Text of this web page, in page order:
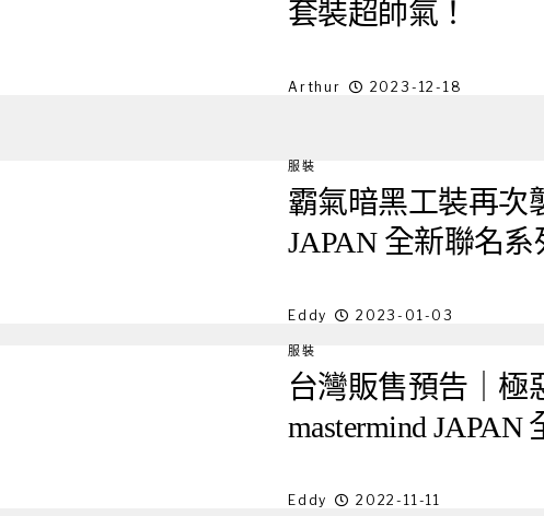
套裝超帥氣！
Arthur 2023-12-18
服裝
霸氣暗黑工裝再次
JAPAN 全新聯名系
Eddy 2023-01-03
服裝
台灣販售預告｜極
mastermind JAPAN
Eddy 2022-11-11